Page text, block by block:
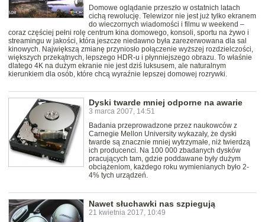
Domowe oglądanie przeszło w ostatnich latach
cichą rewolucję. Telewizor nie jest już tylko ekranem
do wieczornych wiadomości i filmu w weekend –
coraz częściej pełni rolę centrum kina domowego, konsoli, sportu na żywo i
streamingu w jakości, która jeszcze niedawno była zarezerwowana dla sal
kinowych. Największą zmianę przyniosło połączenie wyższej rozdzielczości,
większych przekątnych, lepszego HDR-u i płynniejszego obrazu. To właśnie
dlatego 4K na dużym ekranie nie jest dziś luksusem, ale naturalnym
kierunkiem dla osób, które chcą wyraźnie lepszej domowej rozrywki.
Dyski twarde mniej odporne na awarie
3 marca 2007, 14:51
Badania przeprowadzone przez naukowców z
Carnegie Mellon University wykazały, że dyski
twarde są znacznie mniej wytrzymałe, niż twierdzą
ich producenci. Na 100 000 zbadanych dysków
pracujących tam, gdzie poddawane były dużym
obciążeniom, każdego roku wymienianych było 2-
4% tych urządzeń.
Nawet słuchawki nas szpiegują
21 kwietnia 2017, 10:49